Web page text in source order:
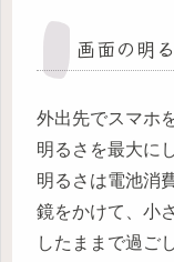
画面の明
外出先でスマホ
明るさを最大に
明るさは電池消
鏡をかけて、小
したままで過ご